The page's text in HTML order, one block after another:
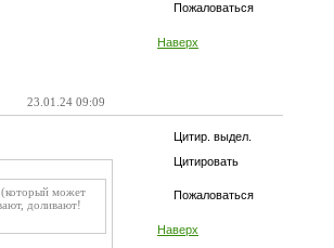
Пожаловаться
Наверх
23.01.24 09:09
Цитир. выдел.
Цитировать
Пожаловаться
Наверх
может
доливают!